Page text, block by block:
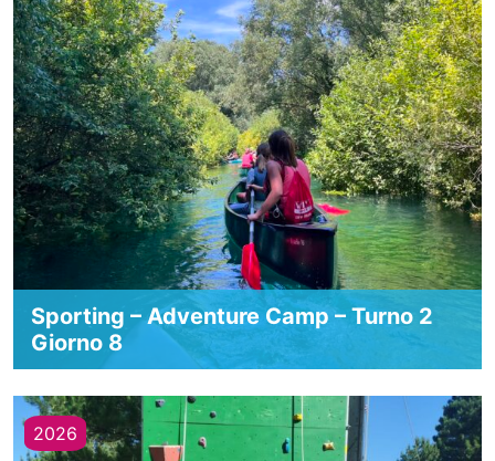
Sporting – Adventure Camp – Turno 2
Giorno 8
2026